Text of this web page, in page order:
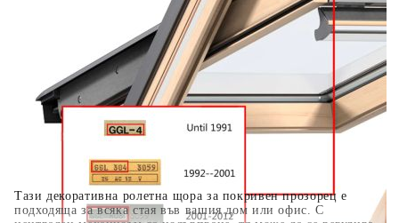
Тази декоративна ролетна щора за покривен прозорец е
подходяща за всяка стая във вашия дом или офис. С
Плащане на 4 вноски. Заплащате 20% от стойността на
поръчката си на момента с карта. Останалата сума се
разделя на 3 равни месечни вноски без оскъпяване. За
покупки на стойност до 1000 лв. / €511.31
Плащане на 6 вноски. Стойността на поръчката се
разпределя в 6 равни месечни вноски с оскъпяване. За
покупки на стойност до 2000 лв. / €1022.61